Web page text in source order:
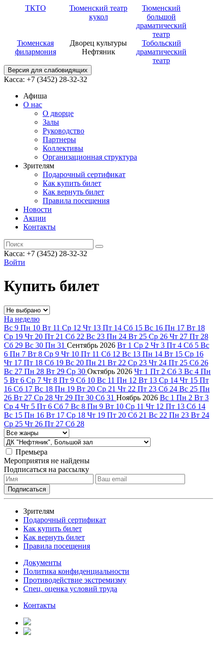
ТКТО
Тюменский театр
кукол
Тюменский
большой
драматический
театр
Тюменская
филармония
Дворец культуры
Нефтяник
Тобольский
драматический
театр
Версия для слабовидящих
Касса: +7 (3452) 28-32-32
Афиша
О нас
О дворце
Залы
Руководство
Партнеры
Коллективы
Организационная структура
Зрителям
Подарочный сертификат
Как купить билет
Как вернуть билет
Правила посещения
Новости
Акции
Контакты
Касса: +7 (3452) 28-32-32
Войти
Купить билет
На неделю
Вс 9 Пн 10 Вт 11 Ср 12 Чт 13 Пт 14 Сб 15 Вс 16 Пн 17 Вт 18
Ср 19 Чт 20 Пт 21 Сб 22 Вс 23 Пн 24 Вт 25 Ср 26 Чт 27 Пт 28
Сб 29 Вс 30 Пн 31 Сентябрь 2026 Вт 1 Ср 2 Чт 3 Пт 4 Сб 5 Вс
6 Пн 7 Вт 8 Ср 9 Чт 10 Пт 11 Сб 12 Вс 13 Пн 14 Вт 15 Ср 16
Чт 17 Пт 18 Сб 19 Вс 20 Пн 21 Вт 22 Ср 23 Чт 24 Пт 25 Сб 26
Вс 27 Пн 28 Вт 29 Ср 30 Октябрь 2026 Чт 1 Пт 2 Сб 3 Вс 4 Пн
5 Вт 6 Ср 7 Чт 8 Пт 9 Сб 10 Вс 11 Пн 12 Вт 13 Ср 14 Чт 15 Пт
16 Сб 17 Вс 18 Пн 19 Вт 20 Ср 21 Чт 22 Пт 23 Сб 24 Вс 25 Пн
26 Вт 27 Ср 28 Чт 29 Пт 30 Сб 31 Ноябрь 2026 Вс 1 Пн 2 Вт 3
Ср 4 Чт 5 Пт 6 Сб 7 Вс 8 Пн 9 Вт 10 Ср 11 Чт 12 Пт 13 Сб 14
Вс 15 Пн 16 Вт 17 Ср 18 Чт 19 Пт 20 Сб 21 Вс 22 Пн 23 Вт 24
Ср 25 Чт 26 Пт 27 Сб 28
Премьера
Мероприятия не найдены
Подписаться на рассылку
Зрителям
Подарочный сертификат
Как купить билет
Как вернуть билет
Правила посещения
Документы
Политика конфиденциальности
Противодействие экстремизму
Спец. оценка условий труда
Контакты